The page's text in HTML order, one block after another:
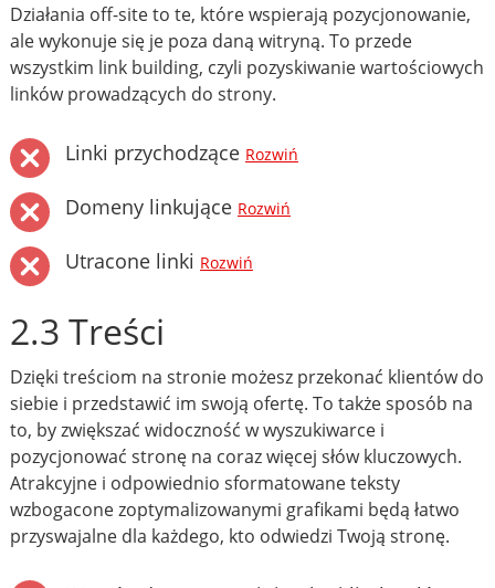
Działania off-site to te, które wspierają pozycjonowanie,
ale wykonuje się je poza daną witryną. To przede
wszystkim link building, czyli pozyskiwanie wartościowych
linków prowadzących do strony.
Linki przychodzące Rozwiń
Domeny linkujące Rozwiń
Utracone linki Rozwiń
2.3 Treści
Dzięki treściom na stronie możesz przekonać klientów do
siebie i przedstawić im swoją ofertę. To także sposób na
to, by zwiększać widoczność w wyszukiwarce i
pozycjonować stronę na coraz więcej słów kluczowych.
Atrakcyjne i odpowiednio sformatowane teksty
wzbogacone zoptymalizowanymi grafikami będą łatwo
przyswajalne dla każdego, kto odwiedzi Twoją stronę.